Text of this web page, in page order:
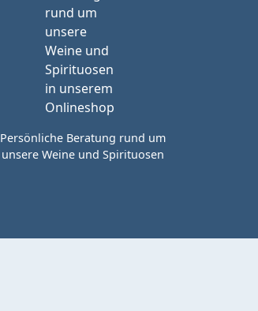
Persönliche Beratung rund um
unsere Weine und Spirituosen